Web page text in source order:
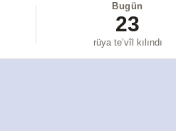
Bugün
23
rüya te’vîl kılındı